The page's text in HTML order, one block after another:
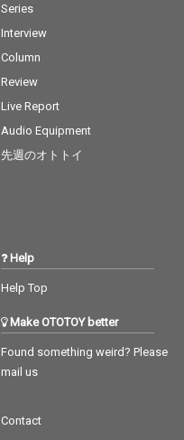
Series
Interview
Column
Review
Live Report
Audio Equipment
先週のオトトイ
Help
Help Top
Make OTOTOY better
Found something weird? Please
mail us
Contact